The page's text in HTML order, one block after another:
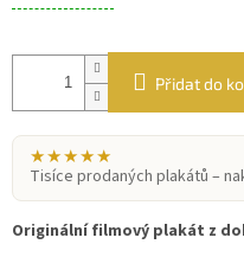
Přidat do
★★★★★
Tisíce prodaných plakátů –
Originální filmový plakát z